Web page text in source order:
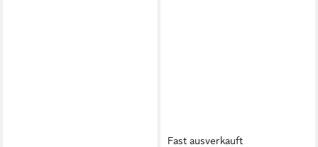
Fast ausverkauft